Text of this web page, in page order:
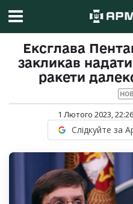
Ексглава
закликав надати
ракети
1 Лютого 2023, 22:26
Слідкуйте за